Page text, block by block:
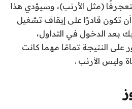
(مثل الأرنب)، وسيؤدي هذا
تكون قادرًا على إيقاف تشغيل
بعد الدخول في التداول،
على النتيجة تمامًا مهما كانت
وليس الأرنب .